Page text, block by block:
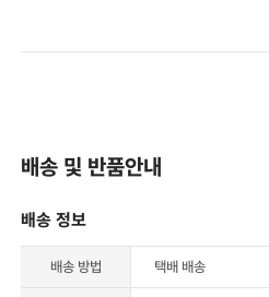
배송 및 반품안내
배송 정보
배송 방법 택배 배송